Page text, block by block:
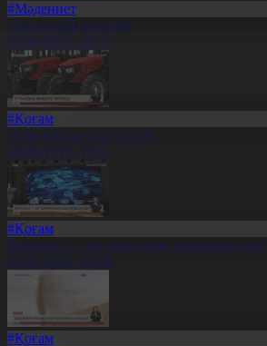
#Мәдениет
Дәстүр мен креатив
08.08.2026, 20:13
#Қоғам
Отандық өндіріс өрледі
08.08.2026, 20:11
#Қоғам
Құрылыс — ел дамуының қозғаушы күші
08.08.2026, 20:09
#Қоғам